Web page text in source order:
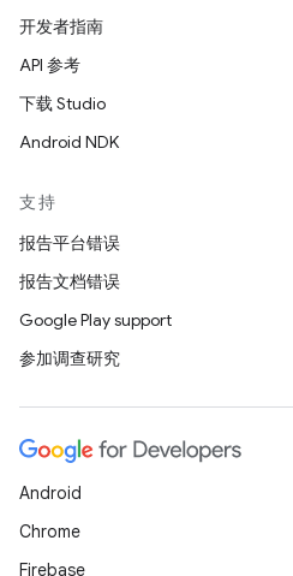
开发者指南
API 参考
下载 Studio
Android NDK
支持
报告平台错误
报告文档错误
Google Play support
参加调查研究
Android
Chrome
Firebase